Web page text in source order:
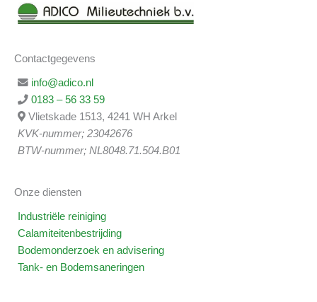
Contactgegevens
info@adico.nl
0183 – 56 33 59
Vlietskade 1513, 4241 WH Arkel
KVK-nummer; 23042676
BTW-nummer; NL8048.71.504.B01
Onze diensten
Industriële reiniging
Calamiteitenbestrijding
Bodemonderzoek en advisering
Tank- en Bodemsaneringen